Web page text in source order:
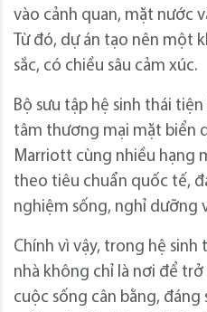
vào cảnh quan, mặt nước
Từ đó, dự án tạo nên một
sắc, có chiều sâu cảm xúc.
Bộ sưu tập hệ sinh thái
tâm thương mại mặt biển
Marriott cùng nhiều hạng
theo tiêu chuẩn quốc tế,
nghiệm sống, nghỉ dưỡng
Chính vì vậy, trong hệ sinh
nhà không chỉ là nơi để
cuộc sống cân bằng, đáng